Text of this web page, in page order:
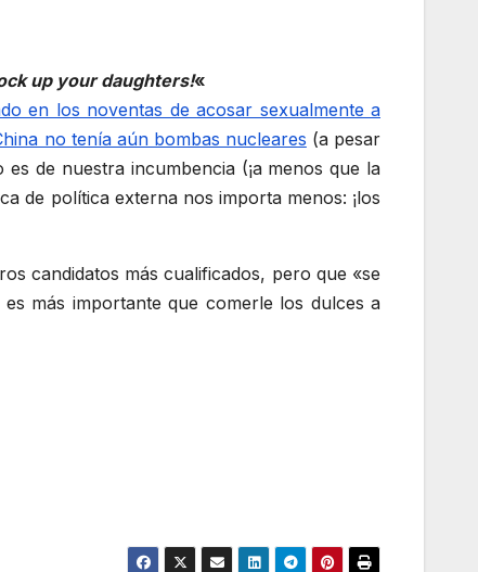
up your daughters!«
en los noventas de acosar sexualmente a
no tenía aún bombas nucleares (a pesar
de nuestra incumbencia (¡a menos que la
de política externa nos importa menos: ¡los
candidatos más cualificados, pero que «se
más importante que comerle los dulces a